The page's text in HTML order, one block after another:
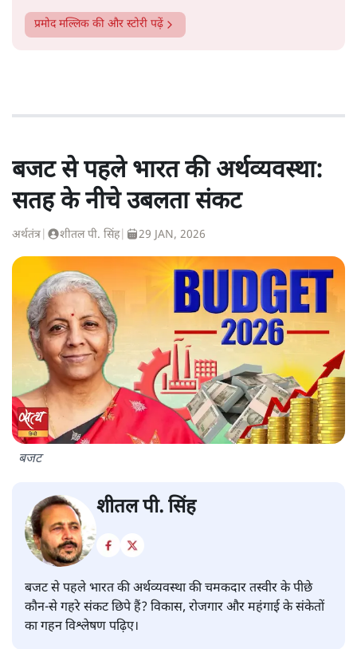
प्रमोद मल्लिक की और स्टोरी पढ़ें
बजट से पहले भारत की अर्थव्यवस्था:
सतह के नीचे उबलता संकट
अर्थतंत्र शीतल पी. सिंह| 29 JAN, 2026
बजट
शीतल पी. सिंह
बजट से पहले भारत की अर्थव्यवस्था की चमकदार तस्वीर के पीछे
कौन-से गहरे संकट छिपे हैं? विकास, रोजगार और महंगाई के संकेतों
का गहन विश्लेषण पढ़िए।